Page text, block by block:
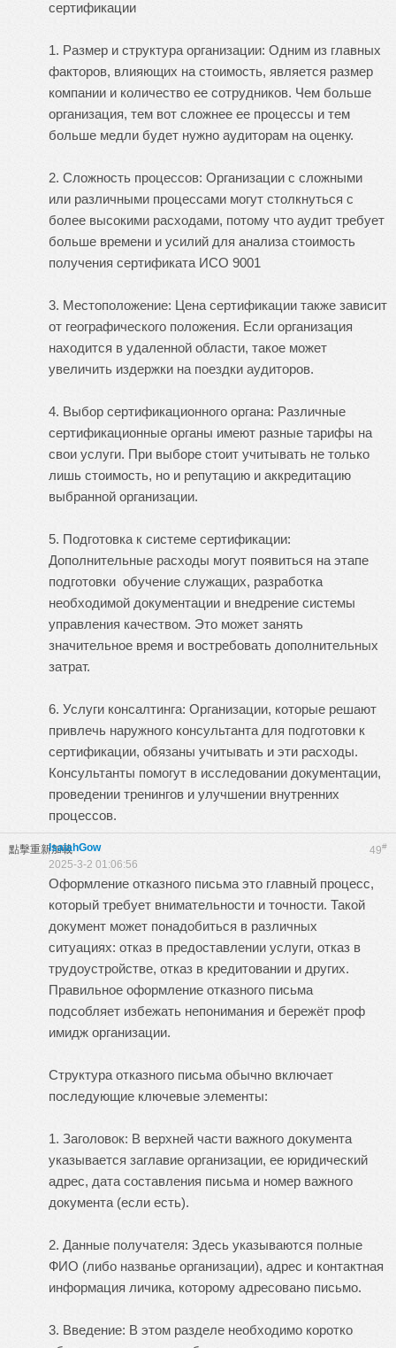
сертификации
1. Размер и структура организации: Одним из главных
факторов, влияющих на стоимость, является размер
компании и количество ее сотрудников. Чем больше
организация, тем вот сложнее ее процессы и тем
больше медли будет нужно аудиторам на оценку.
2. Сложность процессов: Организации с сложными
или различными процессами могут столкнуться с
более высокими расходами, потому что аудит требует
больше времени и усилий для анализа стоимость
получения сертификата ИСО 9001
3. Местоположение: Цена сертификации также зависит
от географического положения. Если организация
находится в удаленной области, такое может
увеличить издержки на поездки аудиторов.
4. Выбор сертификационного органа: Различные
сертификационные органы имеют разные тарифы на
свои услуги. При выборе стоит учитывать не только
лишь стоимость, но и репутацию и аккредитацию
выбранной организации.
5. Подготовка к системе сертификации:
Дополнительные расходы могут появиться на этапе
подготовки обучение служащих, разработка
необходимой документации и внедрение системы
управления качеством. Это может занять
значительное время и востребовать дополнительных
затрат.
6. Услуги консалтинга: Организации, которые решают
привлечь наружного консультанта для подготовки к
сертификации, обязаны учитывать и эти расходы.
Консультанты помогут в исследовании документации,
проведении тренингов и улучшении внутренних
процессов.
點擊重新加載 49#
IsaiahGow
2025-3-2 01:06:56
Оформление отказного письма это главный процесс,
который требует внимательности и точности. Такой
документ может понадобиться в различных
ситуациях: отказ в предоставлении услуги, отказ в
трудоустройстве, отказ в кредитовании и других.
Правильное оформление отказного письма
подсобляет избежать непонимания и бережёт проф
имидж организации.
Структура отказного письма обычно включает
последующие ключевые элементы:
1. Заголовок: В верхней части важного документа
указывается заглавие организации, ее юридический
адрес, дата составления письма и номер важного
документа (если есть).
2. Данные получателя: Здесь указываются полные
ФИО (либо названье организации), адрес и контактная
информация личика, которому адресовано письмо.
3. Введение: В этом разделе необходимо коротко